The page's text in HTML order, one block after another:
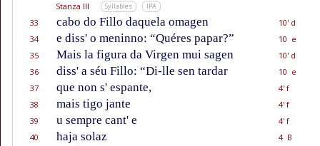
Stanza III Syllables IPA
33 cabo do Fillo daquela omagen
10' d
34
e diss' o meninno: “Quéres papar?”
10 e
35
Mais la figura da Virgen mui sagen
10' d
36
diss' a séu Fillo: “Di-lle sen tardar
10 e
37
que non s' espante,
4' f
38
mais tigo jante
4' f
39
u sempre cant' e
4' f
40
haja solaz
4 B